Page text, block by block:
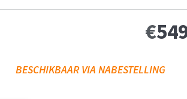
€
BESCHIKBAAR VIA NABESTELLING